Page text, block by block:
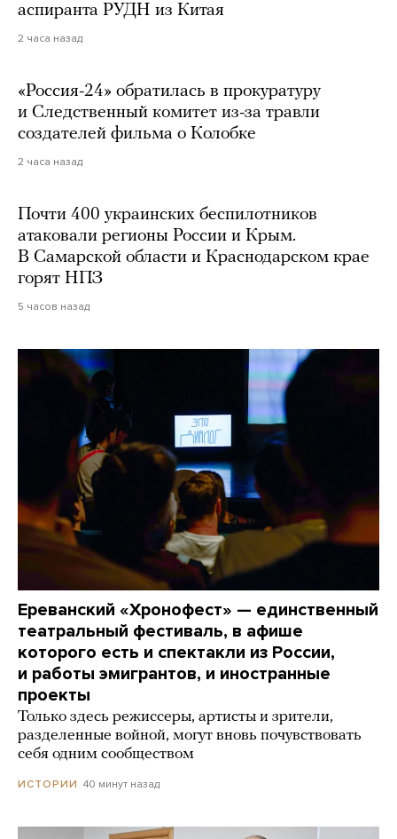
аспиранта РУДН из Китая
2 часа назад
«Россия-24» обратилась в прокуратуру
и Следственный комитет из-за травли
создателей фильма о Колобке
2 часа назад
Почти 400 украинских беспилотников
атаковали регионы России и Крым.
В Самарской области и Краснодарском крае
горят НПЗ
5 часов назад
Ереванский «Хронофест» — единственный
театральный фестиваль, в афише
которого есть и спектакли из России,
и работы эмигрантов, и иностранные
проекты
Только здесь режиссеры, артисты и зрители,
разделенные войной, могут вновь почувствовать
себя одним сообществом
ИСТОРИИ 40 минут назад